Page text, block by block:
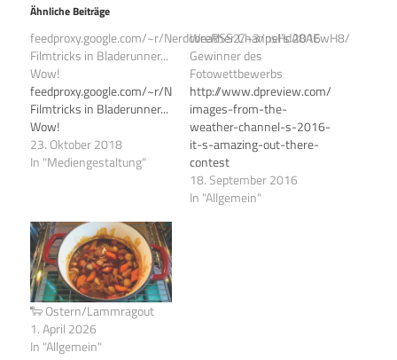
Ähnliche Beiträge
feedproxy.google.com/~r/NerdcoreRSS2/~3/psHdA8AEwH8/
Filmtricks in Bladerunner...
Wow!
feedproxy.google.com/~r/NerdcoreRSS2/~3/psHdA8AEwH8/
Filmtricks in Bladerunner...
Wow!
23. Oktober 2018
In "Mediengestaltung"
Weather Channel’s 2016
Gewinner des
Fotowettbewerbs
http://www.dpreview.com/news/
images-from-the-
weather-channel-s-2016-
it-s-amazing-out-there-
contest
18. September 2016
In "Allgemein"
🐑 Ostern/Lammragout
1. April 2026
In "Allgemein"